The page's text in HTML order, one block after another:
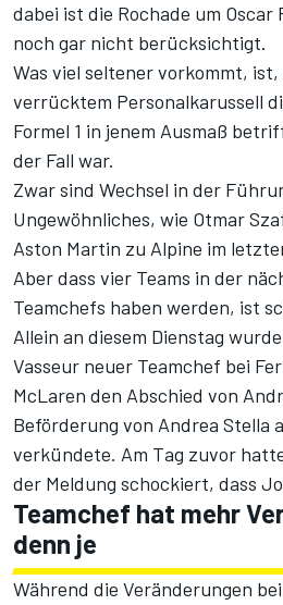
dabei ist die Rochade um Oscar
noch gar nicht berücksichtigt.
Was viel seltener vorkommt,
verrücktem Personalkarussell
Formel 1 in jenem Ausmaß
der Fall war.
Zwar sind Wechsel in der
Ungewöhnliches, wie Otmar
Aston Martin zu Alpine im
Aber dass vier Teams in der
Teamchefs haben werden, ist
Allein an diesem Dienstag
Vasseur neuer Teamchef bei
McLaren den Abschied von
Beförderung von Andrea Stella
verkündete. Am Tag zuvor
der Meldung schockiert, dass
Teamchef hat mehr
denn je
Während die Veränderungen